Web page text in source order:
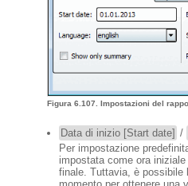
Figura 6.107. Impostazioni del
Data di inizio [Start date] /
Per impostazione
impostata come ora
finale. Tuttavia, è possibile